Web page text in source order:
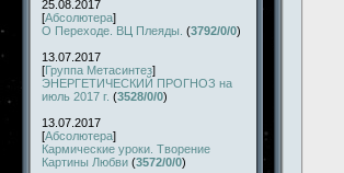
25.08.2017
[Абсолютера]
О Переходе. ВЦ Плеяды. (3792/0/0)
13.07.2017
[Группа Метасинтез]
ЭНЕРГЕТИЧЕСКИЙ ПРОГНОЗ на
июль 2017 г. (3528/0/0)
13.07.2017
[Абсолютера]
Кармические уроки. Творение
Картины Любви (3572/0/0)